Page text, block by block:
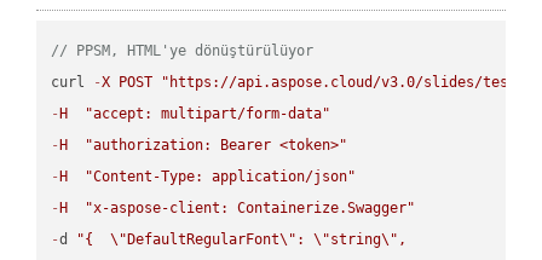
// PPSM, HTML'ye dönüştürülüyor
curl
-X POST
"https://api.aspose.cloud/v3.0/slides/test-
- H
"accept: multipart/form-data"
- H
"authorization: Bearer <token>"
- H
"Content-Type: application/json"
- H
"x-aspose-client: Containerize.Swagger"
-d "{ \" DefaultRegularFont\" : \"string\" ,